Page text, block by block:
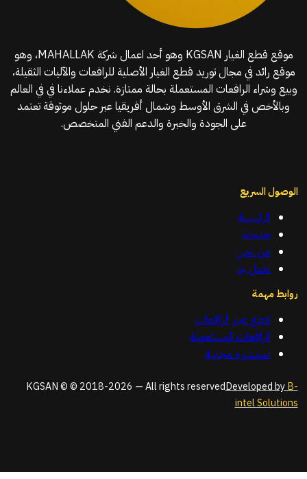
موقع قطع الغيار KGSAN وهو أحد اعمال شركة MAHALLAK، وهو
موقع رائد في مجال توريد قطع الغيار الأصلية للرافعات والآليات الثقيلة،
وبيع وشراء الرافعات المستعملة بحالة ممتازة. نخدم عملاءنا في في العالم
وبالأخص في الشرق الأوسط وشمال أفريقيا عبر حلول موثوقة تعتمد
على الجودة والخبرة والدعم الفني المتخصص.
الوصول السريع
الرئيسية
خدماتنا
من نحن
اتصل بنا
روابط مهمة
قطع غيار الرافعات
الرافعات المستعملة
استشارة مجانية
KGSAN © © 2018-2026 — All rights reservedDeveloped byB-
intel Solutions